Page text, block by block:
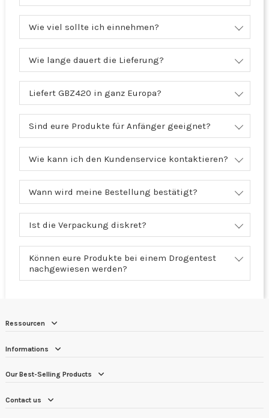
Wie viel sollte ich einnehmen?
Wie lange dauert die Lieferung?
Liefert GBZ420 in ganz Europa?
Sind eure Produkte für Anfänger geeignet?
Wie kann ich den Kundenservice kontaktieren?
Wann wird meine Bestellung bestätigt?
Ist die Verpackung diskret?
Können eure Produkte bei einem Drogentest
nachgewiesen werden?
Ressourcen
Informations
Our Best-Selling Products
Contact us